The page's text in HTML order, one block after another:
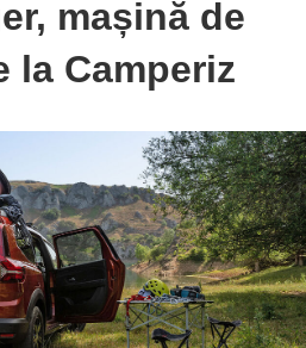
mașină de
la Camperiz